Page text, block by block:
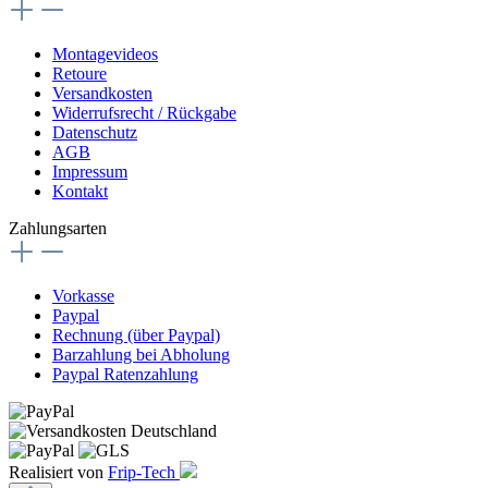
Montagevideos
Retoure
Versandkosten
Widerrufsrecht / Rückgabe
Datenschutz
AGB
Impressum
Kontakt
Zahlungsarten
Vorkasse
Paypal
Rechnung (über Paypal)
Barzahlung bei Abholung
Paypal Ratenzahlung
Realisiert von Frip-Tech